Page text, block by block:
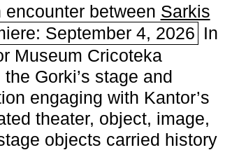
between Sarkis
September 4, 2026 In
Museum Cricoteka
Gorki’s stage and
engaging with Kantor’s
theater, object, image,
objects carried history